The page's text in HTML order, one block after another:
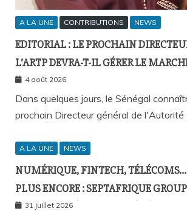
A LA UNE CONTRIBUTIONS NEWS
EDITORIAL : LE PROCHAIN
L’ARTP DEVRA-T-IL GÉRER LE
CELUI DE DEMAIN ?
4 août 2026
Dans quelques jours, le Sénégal
prochain Directeur général de l'Autorité
A LA UNE NEWS
NUMÉRIQUE, FINTECH,
PLUS ENCORE : SEPTAFRIQUE
GOTHA DE L’ÉCONOMIE
31 juillet 2026